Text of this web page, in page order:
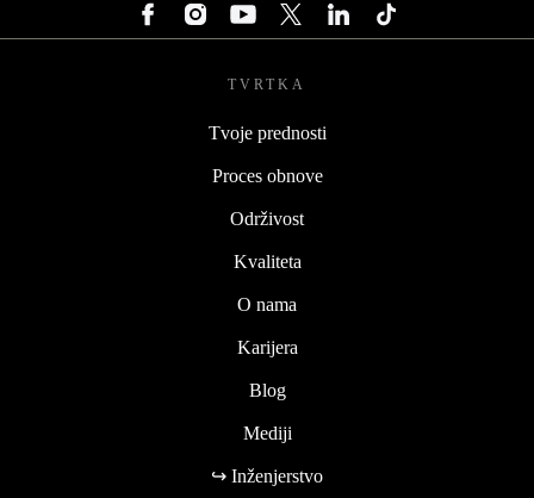
TVRTKA
Tvoje prednosti
Proces obnove
Održivost
Kvaliteta
O nama
Karijera
Blog
Mediji
↪ Inženjerstvo